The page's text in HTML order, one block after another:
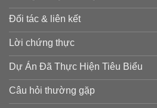
Đối tác & liên kết
Lời chứng thực
Dự Án Đã Thực Hiện Tiêu Biểu
Câu hỏi thường gặp